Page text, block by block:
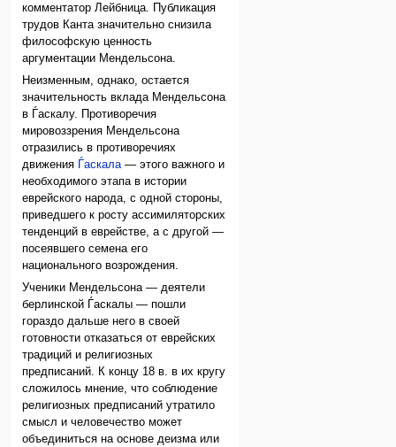
комментатор Лейбница. Публикация
трудов Канта значительно снизила
философскую ценность
аргументации Мендельсона.
Неизменным, однако, остается
значительность вклада Мендельсона
в Ѓаскалу. Противоречия
мировоззрения Мендельсона
отразились в противоречиях
движения Ѓаскала— этого важного и
необходимого этапа в истории
еврейского народа, с одной стороны,
приведшего к росту ассимиляторских
тенденций в еврействе, а с другой —
посеявшего семена его
национального возрождения.
Ученики Мендельсона — деятели
берлинской Ѓаскалы — пошли
гораздо дальше него в своей
готовности отказаться от еврейских
традиций и религиозных
предписаний. К концу 18 в. в их кругу
сложилось мнение, что соблюдение
религиозных предписаний утратило
смысл и человечество может
объединиться на основе деизма или